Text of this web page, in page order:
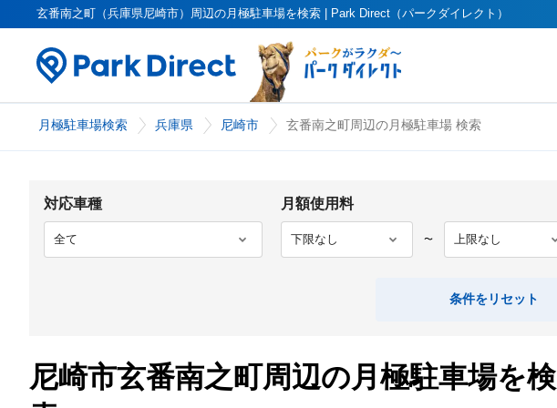
玄番南之町（兵庫県尼崎市）周辺の月極駐車場を検索 | Park Direct（パークダイレクト）
月極駐車場検索 兵庫県 尼崎市 玄番南之町周辺の月極駐車場 検索
対応車種 月額使用料
〜
条件をリセット
尼崎市玄番南之町周辺の月極駐車場を検